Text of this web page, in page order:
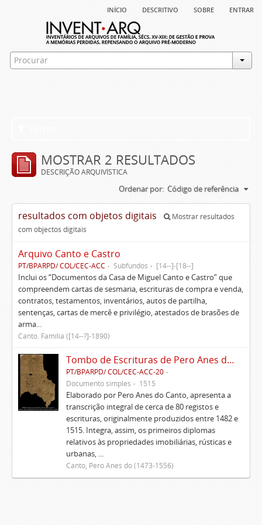
início descritivo sobre entrar
MOSTRAR 2 RESULTADOS
DESCRIÇÃO ARQUIVÍSTICA
Ordenar por: Código de referência
resultados com objetos digitais
Mostrar resultados
com objectos digitais
Arquivo Canto e Castro
PT/BPARPD/ COL/CEC-ACC Subfundos [14--]-[18--]
Inclui os “Documentos da Casa de Miguel Canto e Castro” que
compreendem cartas de sesmaria, escrituras de compra e venda,
contratos, testamentos, inventários, autos de partilha,
sentenças, cartas de mercê e privilégio, atestados de brasões de
arma...
Canto. Família ([14--?]-1890)
Tombo de Escrituras de Pero Anes do Canto
PT/BPARPD/ COL/CEC-ACC-20
Documento simples
1515
Elaborado por Pero Anes do Canto, apresenta a
transcrição integral de cerca de 80 registos e
escrituras, originalmente produzidos entre 1482 e
1515. Integra, assim, os primeiros diplomas
relativos às propriedades imobiliárias, rústicas e
urbanas, ...
Canto, Pero Anes do (1473-1556)